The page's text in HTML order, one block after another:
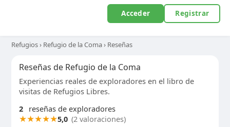
Acceder Registrar
Refugios› Refugio de la Coma› Reseñas
Reseñas de Refugio de la Coma
Experiencias reales de exploradores en el libro de
visitas de Refugios Libres.
2
reseñas de exploradores
★★★★★5,0 (2 valoraciones)